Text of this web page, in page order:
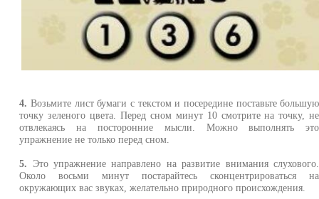
4. Возьмите лист бумаги с текстом и посередине поставьте большую
точку зеленого цвета. Перед сном минут 10 смотрите на точку, не
отвлекаясь на посторонние мысли. Можно выполнять это
упражнение не только перед сном.
5. Это упражнение направлено на развитие внимания слухового.
Около восьми минут постарайтесь сконцентрироваться на
окружающих вас звуках, желательно природного происхождения.